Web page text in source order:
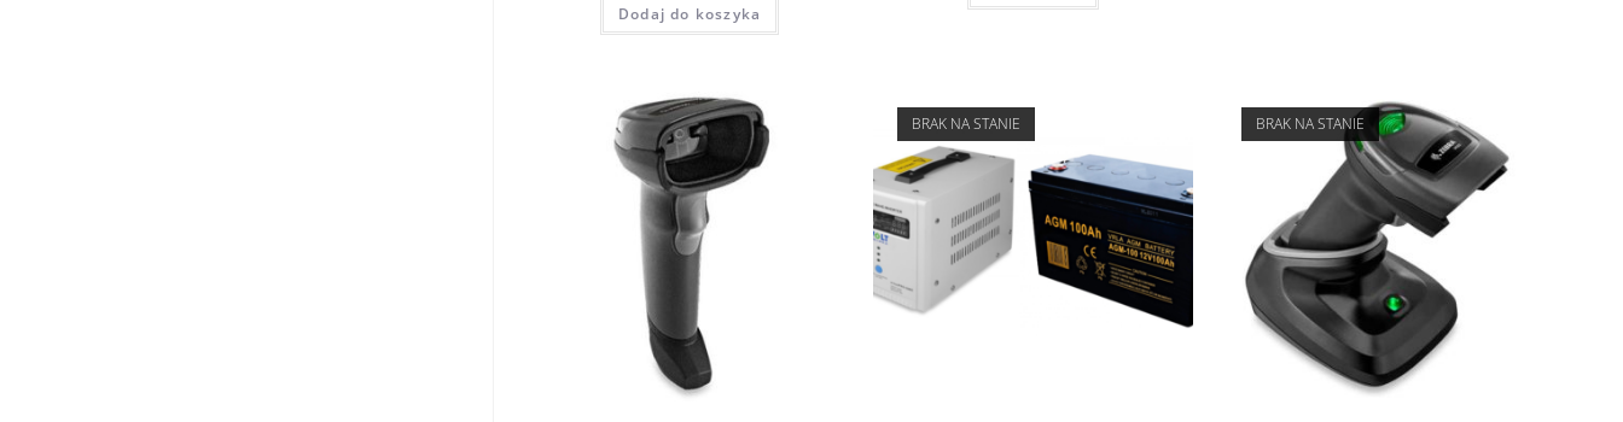
Dodaj do koszyka
BRAK NA STANIE BRAK NA STANIE